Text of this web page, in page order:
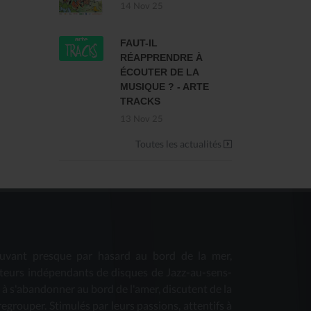
FAUT-IL
RÉAPPRENDRE À
ÉCOUTER DE LA
MUSIQUE ? - ARTE
TRACKS
Toutes les actualités